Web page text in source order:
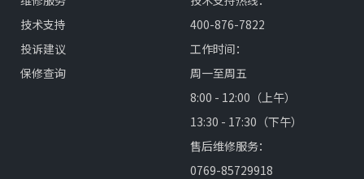
技术支持
投诉建议
保修查询
400-876-7822
工作时间：
周一至周五
8:00 - 12:00（上午）
13:30 - 17:30（下午）
售后维修服务：
0769-85729918